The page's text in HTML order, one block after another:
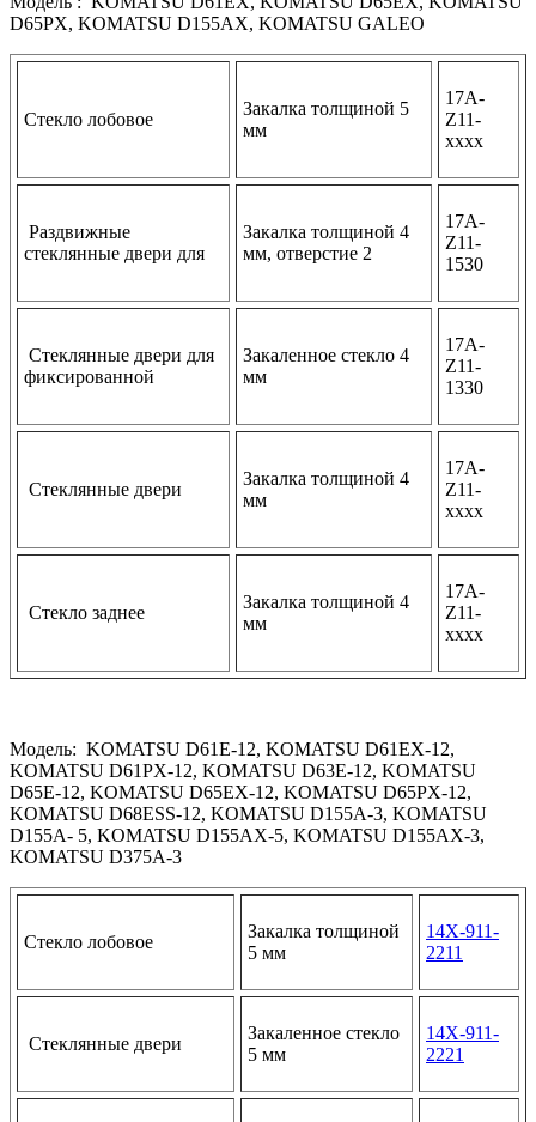
D65PX, KOMATSU D155AX, KOMATSU GALEO
Стекло лобовое
Закалка толщиной 5
мм
17A-
Z11-
хххх
Раздвижные
стеклянные двери для
Закалка толщиной 4
мм, отверстие 2
17A-
Z11-
1530
Стеклянные двери для
фиксированной
Закаленное стекло 4
мм
17A-
Z11-
1330
Стеклянные двери
Закалка толщиной 4
мм
17A-
Z11-
хххх
Стекло заднее
Закалка толщиной 4
мм
17A-
Z11-
хххх
Модель: KOMATSU D61E-12, KOMATSU D61EX-12,
KOMATSU D61PX-12, KOMATSU D63E-12, KOMATSU
D65E-12, KOMATSU D65EX-12, KOMATSU D65PX-12,
KOMATSU D68ESS-12, KOMATSU D155A-3, KOMATSU
D155A- 5, KOMATSU D155AX-5, KOMATSU D155AX-3,
KOMATSU D375A-3
Стекло лобовое
Закалка толщиной
5 мм
14X-911-
2211
Стеклянные двери
Закаленное стекло
5 мм
14X-911-
2221